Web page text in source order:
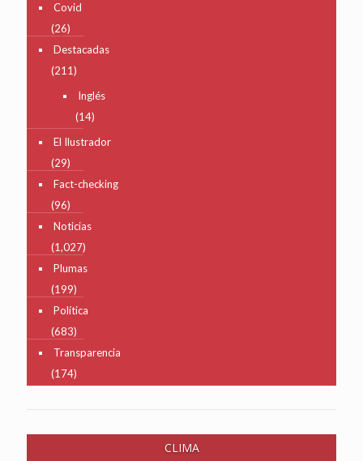
Covid
(26)
Destacadas
(211)
Inglés
(14)
El Ilustrador
(29)
Fact-checking
(96)
Noticias
(1,027)
Plumas
(199)
Política
(683)
Transparencia
(174)
CLIMA